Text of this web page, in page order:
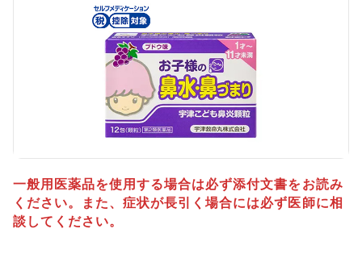
一般用医薬品を使用する場合は必ず添付文書をお読み
ください。また、症状が長引く場合には必ず医師に相
談してください。